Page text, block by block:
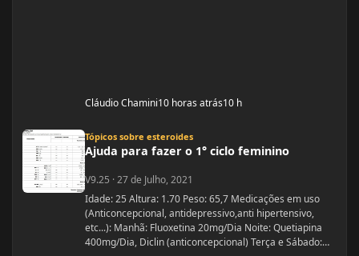
Cláudio Chamini10 horas atrás10 h
Tópicos sobre esteroides
Ajuda para fazer o 1° ciclo feminino
V9.25 ·27 de Julho, 2021
Idade: 25 Altura: 1.70 Peso: 65,7 Medicações em uso
(Anticoncepcional, antidepressivo,anti hipertensivo,
etc...): Manhã: Fluoxetina 20mg/Dia Noite: Quetiapina
400mg/Dia, Diclin (anticoncepcional) Terça e Sábado: